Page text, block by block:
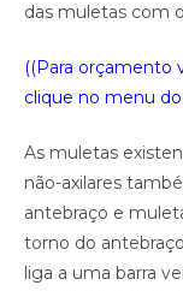
das muletas com
((Para orçamento
clique no menu
As muletas
não-axilares
antebraço e
torno do
liga a uma barra